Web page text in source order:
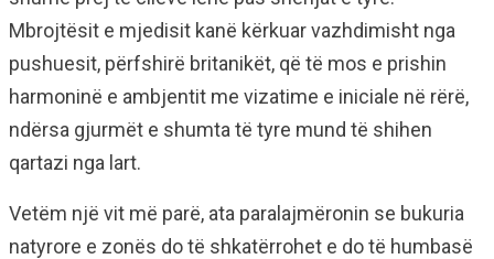
Mbrojtësit e mjedisit kanë kërkuar vazhdimisht nga
pushuesit, përfshirë britanikët, që të mos e prishin
harmoninë e ambjentit me vizatime e iniciale në rërë,
ndërsa gjurmët e shumta të tyre mund të shihen
qartazi nga lart.
Vetëm një vit më parë, ata paralajmëronin se bukuria
natyrore e zonës do të shkatërrohet e do të humbasë